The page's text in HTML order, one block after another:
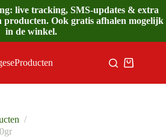
live tracking, SMS-updates & extra
producten. Ook gratis afhalen mogelijk
in de winkel.
/